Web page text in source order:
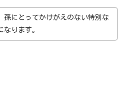
孫にとってかけがえのない特別な
なります。